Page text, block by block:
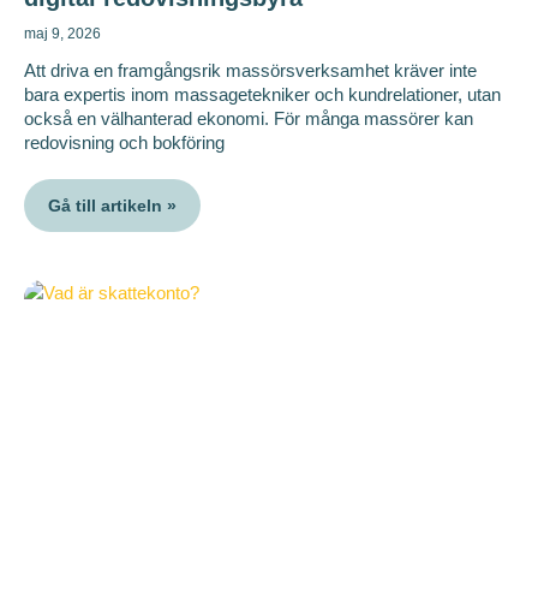
maj 9, 2026
Att driva en framgångsrik massörsverksamhet kräver inte
bara expertis inom massagetekniker och kundrelationer, utan
också en välhanterad ekonomi. För många massörer kan
redovisning och bokföring
Gå till artikeln »